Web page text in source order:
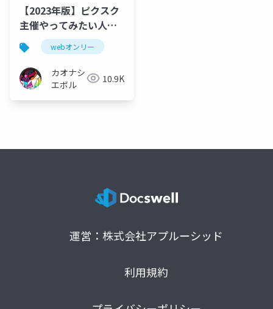
【2023年版】ピクスク
主催やってみたい人向
け資料webオンリー
カオナシ
エボル
10.9K
運営：株式会社アプルーシッド
利用規約